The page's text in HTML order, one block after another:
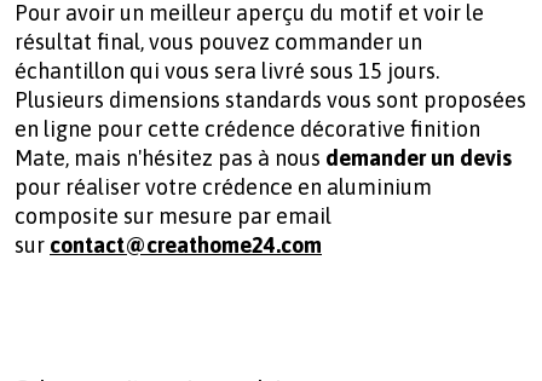
Pour avoir un meilleur aperçu du motif et voir le
résultat final, vous pouvez commander un
échantillon qui vous sera livré sous 15 jours.
Plusieurs dimensions standards vous sont proposées
en ligne pour cette crédence décorative finition
Mate, mais n'hésitez pas à nous demander un devis
pour réaliser votre crédence en aluminium
composite sur mesure par email
sur contact@creathome24.com